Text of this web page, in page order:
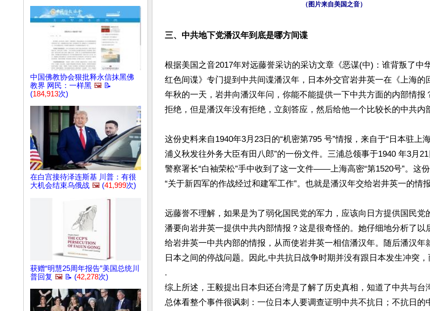
中国佛教协会狠批释永信抹黑佛
教界 网民：一样黑 🖼️ 📝
(184,913次)
在白宫接待泽连斯基 川普：有很
大机会结束乌俄战 🖼️ (41,999次)
获赠“明慧25周年报告”美国总统川
普回复 🖼️ 📝 (42,278次)
（图片来自美国之音）
三、中共地下党潘汉年到底是哪方间谍
根据美国之音2017年对远藤誉采访的采访文章《恶谋(中)：谁背叛了中
红色间谍》专门提到中共间谍潘汉年，日本外交官岩井英一在《上海的
年秋的一天，岩井向潘汉年问，你能不能提供一下中共方面的内部情报
拒绝，但是潘汉年没有拒绝，立刻答应，然后给他一个比较长的中共内
这份史料来自1940年3月23日的“机密第795 号”情报，来自于“日本驻上
浦义秋发往外务大臣有田八郎”的一份文件。三浦总领事于1940 年3月
警察署长“白袖荣松”手中收到了这一文件——上海高密“第1520号”。这
“关于新四军的作战经过和建军工作”。也就是潘汉年交给岩井英一的情报
远藤誉不理解，如果是为了弱化国民党的军力，应该向日方提供国民党
潘要向岩井英一提供中共内部情报？这是很奇怪的。她仔细地分析了以
给岩井英一中共内部的情报，从而使岩井英一相信潘汉年。随后潘汉年
日本之间的停战问题。因此,中共抗日战争时期并没有跟日本发生冲突，
.
综上所述，王毅提出日本归还台湾是了解了历史真相，知道了中共与台
总体看整个事件很讽刺：一位日本人要调查证明中共不抗日；不抗日的